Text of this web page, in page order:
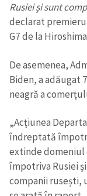
Rusiei și sunt
declarat
G7 de la
De asemenea,
Biden, a adăugat
neagră a
„Acțiunea
îndreptată
extinde domeniul
împotriva Rusiei
companii rusești,
ȘTIREA MEA
+
+
Link +
Mesajul
+